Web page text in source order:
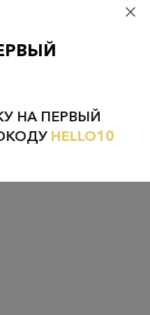
в магазинах
НА ПЕРВЫЙ
HELLO10